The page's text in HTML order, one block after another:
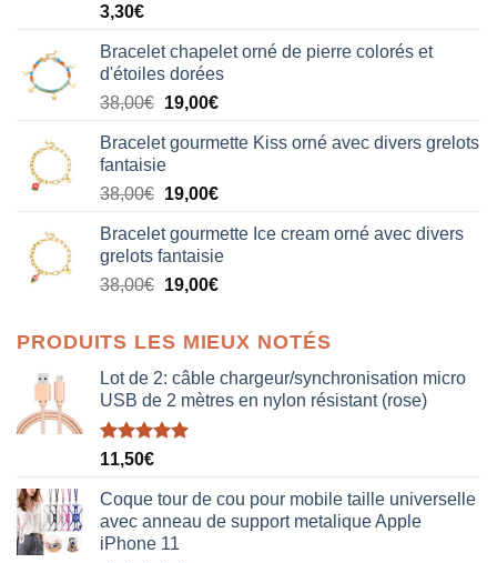
3,30€
Bracelet chapelet orné de pierre colorés et
d'étoiles dorées
38,00€ Le
initial
était :
38,00€.
19,00€Le
actuel
19,00€.
Bracelet gourmette Kiss orné avec divers grelots
fantaisie
38,00€ Le
initial
était :
38,00€.
19,00€Le
actuel
est :
19,00€.
Bracelet gourmette Ice cream orné avec divers
grelots fantaisie
38,00€ Le
était :
38,00€.
19,00€Le
est :
19,00€.
PRODUITS LES MIEUX NOTÉS
Lot de 2: câble chargeur/synchronisation micro
USB de 2 mètres en nylon résistant (rose)
Note5.00
11,50€
Coque tour de cou pour mobile taille universelle
avec anneau de support metalique Apple
iPhone 11